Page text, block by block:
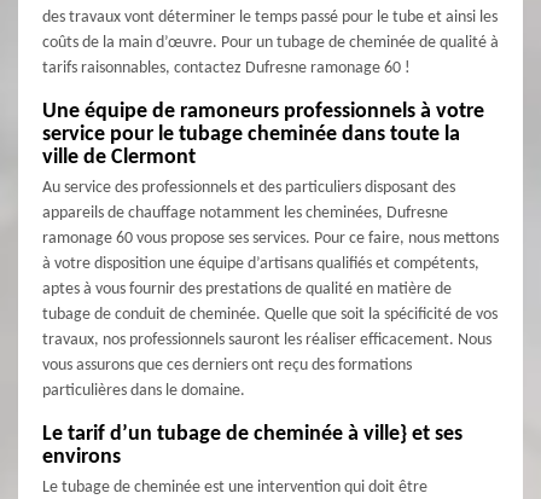
des travaux vont déterminer le temps passé pour le tube et ainsi les
coûts de la main d’œuvre. Pour un tubage de cheminée de qualité à
tarifs raisonnables, contactez Dufresne ramonage 60 !
Une équipe de ramoneurs professionnels à votre
service pour le tubage cheminée dans toute la
ville de Clermont
Au service des professionnels et des particuliers disposant des
appareils de chauffage notamment les cheminées, Dufresne
ramonage 60 vous propose ses services. Pour ce faire, nous mettons
à votre disposition une équipe d’artisans qualifiés et compétents,
aptes à vous fournir des prestations de qualité en matière de
tubage de conduit de cheminée. Quelle que soit la spécificité de vos
travaux, nos professionnels sauront les réaliser efficacement. Nous
vous assurons que ces derniers ont reçu des formations
particulières dans le domaine.
Le tarif d’un tubage de cheminée à ville} et ses
environs
Le tubage de cheminée est une intervention qui doit être